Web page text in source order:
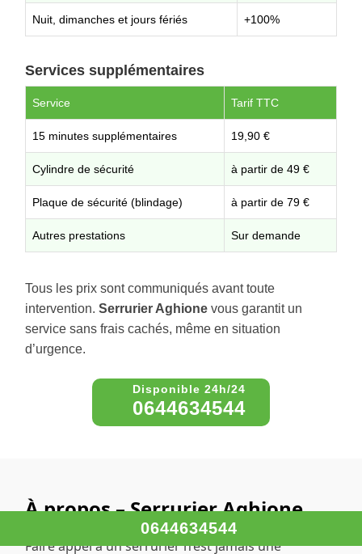
Nuit, dimanches et jours fériés +100%
Services supplémentaires
Service Tarif TTC
15 minutes supplémentaires 19,90 €
Cylindre de sécurité à partir de 49 €
Plaque de sécurité (blindage) à partir de 79 €
Autres prestations Sur demande
Tous les prix sont communiqués avant toute
intervention. Serrurier Aghione vous garantit un
service sans frais cachés, même en situation
d’urgence.
0644634544
À propos – Serrurier Aghione
Faire appel à un serrurier n’est jamais une
0644634544